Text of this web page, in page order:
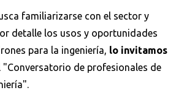
familiarizarse con el sector y
detalle los usos y oportunidades
para la ingeniería, lo invitamos
"Conversatorio de profesionales de